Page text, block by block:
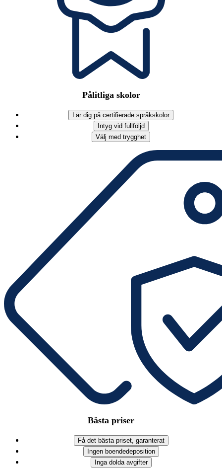
Pålitliga skolor
Lär dig på certifierade språkskolor
Intyg vid fullföljd
Välj med trygghet
Bästa priser
Få det bästa priset, garanterat
Ingen boendedeposition
Inga dolda avgifter